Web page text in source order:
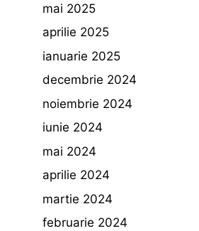
mai 2025
aprilie 2025
ianuarie 2025
decembrie 2024
noiembrie 2024
iunie 2024
mai 2024
aprilie 2024
martie 2024
februarie 2024